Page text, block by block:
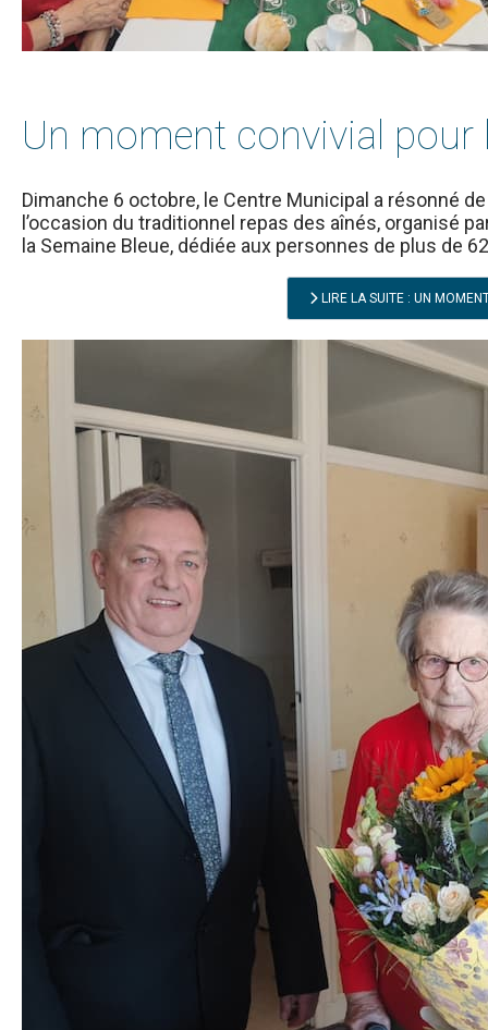
Un moment convivial pour
Dimanche 6 octobre, le Centre Municipal a résonné
l’occasion du traditionnel repas des aînés, organisé
la Semaine Bleue, dédiée aux personnes de plus de
LIRE LA SUITE : UN